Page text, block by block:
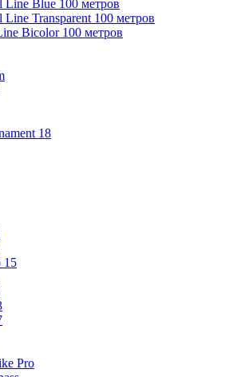
Line Blue 100 метров
Transparent 100 метров
Bicolor 100 метров
18
15
Pro